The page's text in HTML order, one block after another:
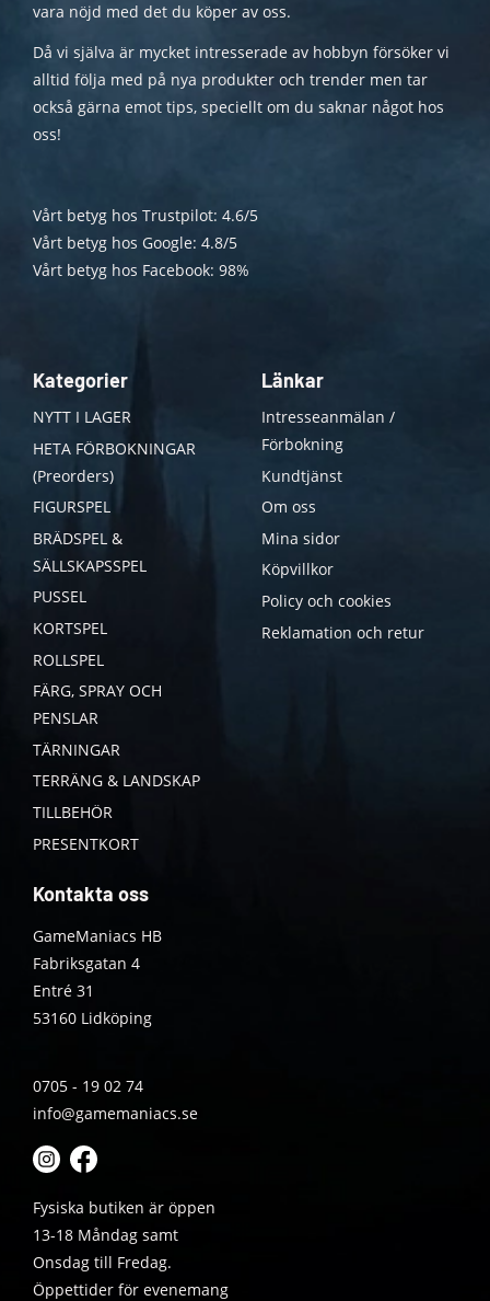
vara nöjd med det du köper av oss.
Då vi själva är mycket intresserade av hobbyn försöker vi
alltid följa med på nya produkter och trender men tar
också gärna emot tips, speciellt om du saknar något hos
oss!
Vårt betyg hos Trustpilot: 4.6/5
Vårt betyg hos Google: 4.8/5
Vårt betyg hos Facebook: 98%
Kategorier
NYTT I LAGER
HETA FÖRBOKNINGAR
(Preorders)
FIGURSPEL
BRÄDSPEL &
SÄLLSKAPSSPEL
PUSSEL
KORTSPEL
ROLLSPEL
FÄRG, SPRAY OCH
PENSLAR
TÄRNINGAR
TERRÄNG & LANDSKAP
TILLBEHÖR
PRESENTKORT
Länkar
Intresseanmälan /
Förbokning
Kundtjänst
Om oss
Mina sidor
Köpvillkor
Policy och cookies
Reklamation och retur
Kontakta oss
GameManiacs HB
Fabriksgatan 4
Entré 31
53160 Lidköping
0705 - 19 02 74
info@gamemaniacs.se
Fysiska butiken är öppen
13-18 Måndag samt
Onsdag till Fredag.
Öppettider för evenemang